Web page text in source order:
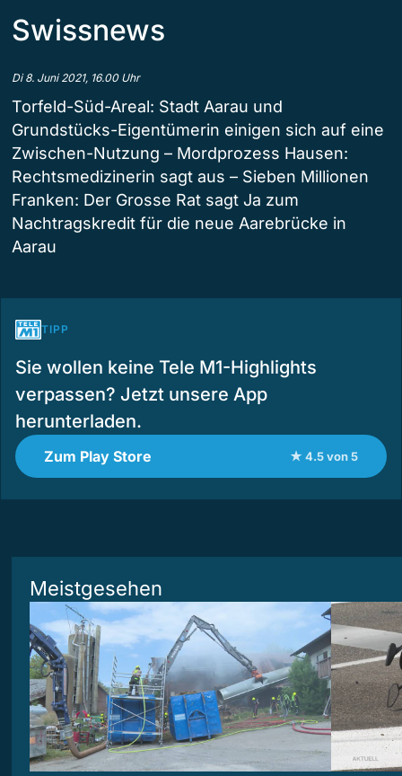
Swissnews
Di 8. Juni 2021, 16.00 Uhr
Torfeld-Süd-Areal: Stadt Aarau und
Grundstücks-Eigentümerin einigen sich auf eine
Zwischen-Nutzung – Mordprozess Hausen:
Rechtsmedizinerin sagt aus – Sieben Millionen
Franken: Der Grosse Rat sagt Ja zum
Nachtragskredit für die neue Aarebrücke in
Aarau
TIPP
Sie wollen keine Tele M1-Highlights
verpassen? Jetzt unsere App
herunterladen.
Zum Play Store ★ 4.5 von 5
Meistgesehen